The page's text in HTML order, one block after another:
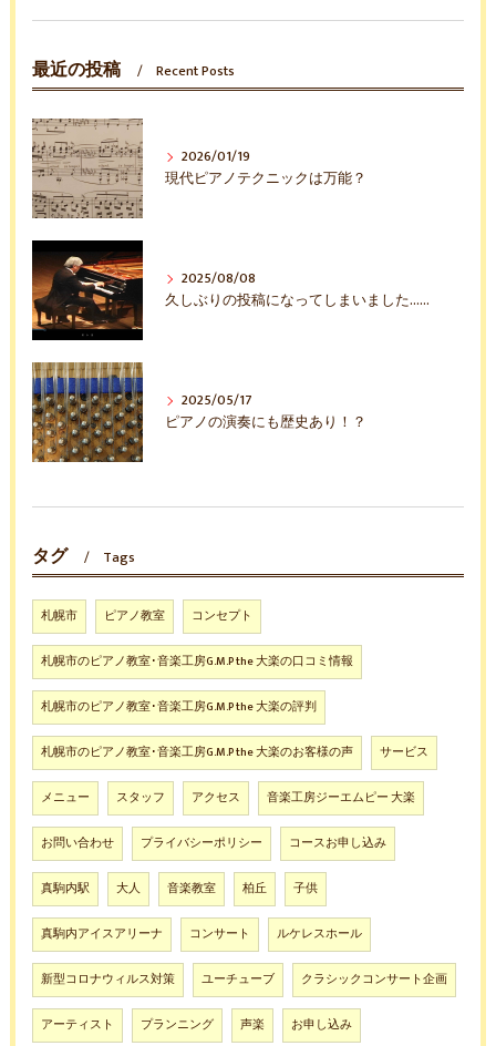
最近の投稿 Recent Posts
2026/01/19
現代ピアノテクニックは万能？
2025/08/08
久しぶりの投稿になってしまいました……
2025/05/17
ピアノの演奏にも歴史あり！？
タグ Tags
札幌市 ピアノ教室 コンセプト
札幌市のピアノ教室･音楽工房G.M.P the 大楽の口コミ情報
札幌市のピアノ教室･音楽工房G.M.P the 大楽の評判
札幌市のピアノ教室･音楽工房G.M.P the 大楽のお客様の声 サービス
メニュー スタッフ アクセス 音楽工房ジーエムピー 大楽
お問い合わせ プライバシーポリシー コースお申し込み
真駒内駅 大人 音楽教室 柏丘 子供
真駒内アイスアリーナ コンサート ルケレスホール
新型コロナウィルス対策 ユーチューブ クラシックコンサート企画
アーティスト プランニング 声楽 お申し込み